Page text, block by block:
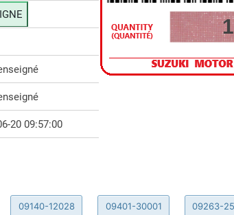
20 09:57:00
09140-12028 09401-30001 09263-